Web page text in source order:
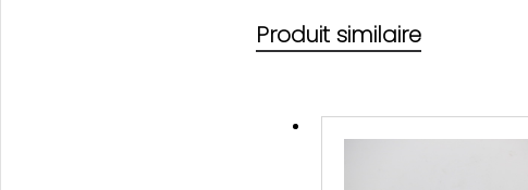
Produit similaire